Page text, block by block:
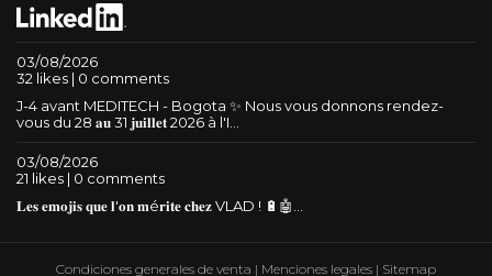
03/08/2026
32 likes | 0 comments
J-4 avant MEDITECH - Bogota ✨ Nous vous donnons rendez-
vous du 28 𝐚𝐮 31 𝐣𝐮𝐢𝐥𝐥𝐞𝐭 2026 à l'I...
03/08/2026
21 likes | 0 comments
𝐋𝐞𝐬 𝐞𝐦𝐨𝐣𝐢𝐬 𝐪𝐮𝐞 𝐥'𝐨𝐧 𝐦é𝐫𝐢𝐭𝐞 𝐜𝐡𝐞𝐳 VLAD ! 🔋🤖...
Condiciones generales de venta | Menciones legales | Sitemap